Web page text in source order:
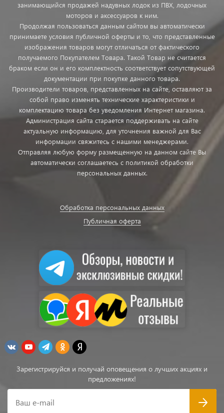
занимающийся продажей надувных лодок из ПВХ, лодочных
моторов и аксессуаров к ним.
Продолжая пользоваться данным сайтом вы автоматически
принимаете условия публичной оферты и то, что представленные
изображения товаров могут отличаться от фактического
получаемого Покупателем Товара. Такой Товар не считается
браком если он и его комплектность соответствует сопутствующей
документации при покупке данного товара.
Производители товаров, представленных на сайте, оставляют за
собой право изменять технические характеристики и
комплектацию товара без уведомления Интернет магазина.
Администрация сайта старается поддерживать на сайте
актуальную информацию, для уточнения важной для Вас
информации свяжитесь с нашими менеджерами.
Отправляя любую форму размещенную на данном сайте Вы
автоматически соглашаетесь с политикой обработки
персональных данных.
Обработка персональных данных
Публичная оферта
Зарегистрируйся и получай оповещения о лучших акциях и
предложениях!
Ваш e-mail